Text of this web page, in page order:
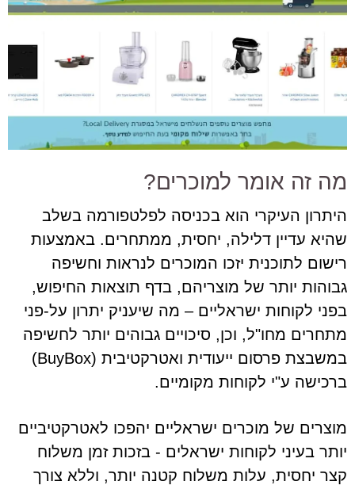
מה זה אומר למוכרים?
היתרון העיקרי הוא בכניסה לפלטפורמה בשלב
שהיא עדיין דלילה, יחסית, ממתחרים. באמצעות
רישום לתוכנית יזכו המוכרים לנראות וחשיפה
גבוהות יותר של מוצריהם, בדף תוצאות החיפוש,
בפני לקוחות ישראליים – מה שיעניק יתרון על-פני
מתחרים מחו"ל, וכן, סיכויים גבוהים יותר לחשיפה
במשבצת פרסום ייעודית ואטרקטיבית (BuyBox)
ברכישה ע"י לקוחות מקומיים.
מוצרים של מוכרים ישראליים יהפכו לאטרקטיביים
יותר בעיני לקוחות ישראלים - בזכות זמן משלוח
קצר יחסית, עלות משלוח קטנה יותר, וללא צורך